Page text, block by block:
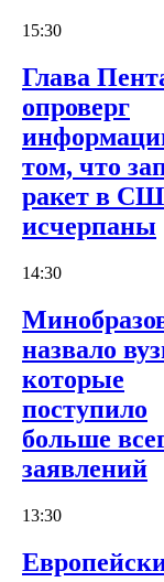
15:30
Глава
опроверг
том, что
ракет в
исчерпаны
14:30
назвало
которые
поступило
больше
заявлений
13:30